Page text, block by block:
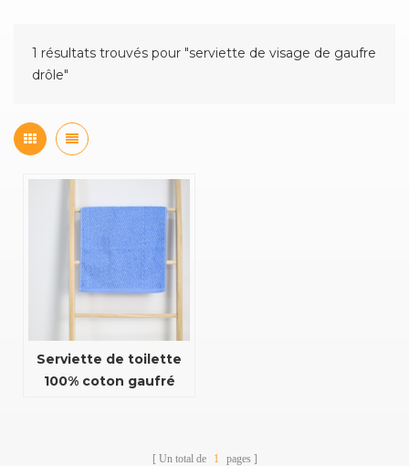
1 résultats trouvés pour "serviette de visage de gaufre
drôle"
Serviette de toilette
100% coton gaufré
Un total de 1 pages